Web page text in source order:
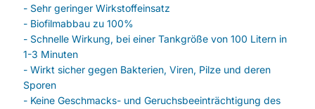
- Sehr geringer Wirkstoffeinsatz
- Biofilmabbau zu 100%
- Schnelle Wirkung, bei einer Tankgröße von 100 Litern in
1-3 Minuten
- Wirkt sicher gegen Bakterien, Viren, Pilze und deren
Sporen
- Keine Geschmacks- und Geruchsbeeinträchtigung des